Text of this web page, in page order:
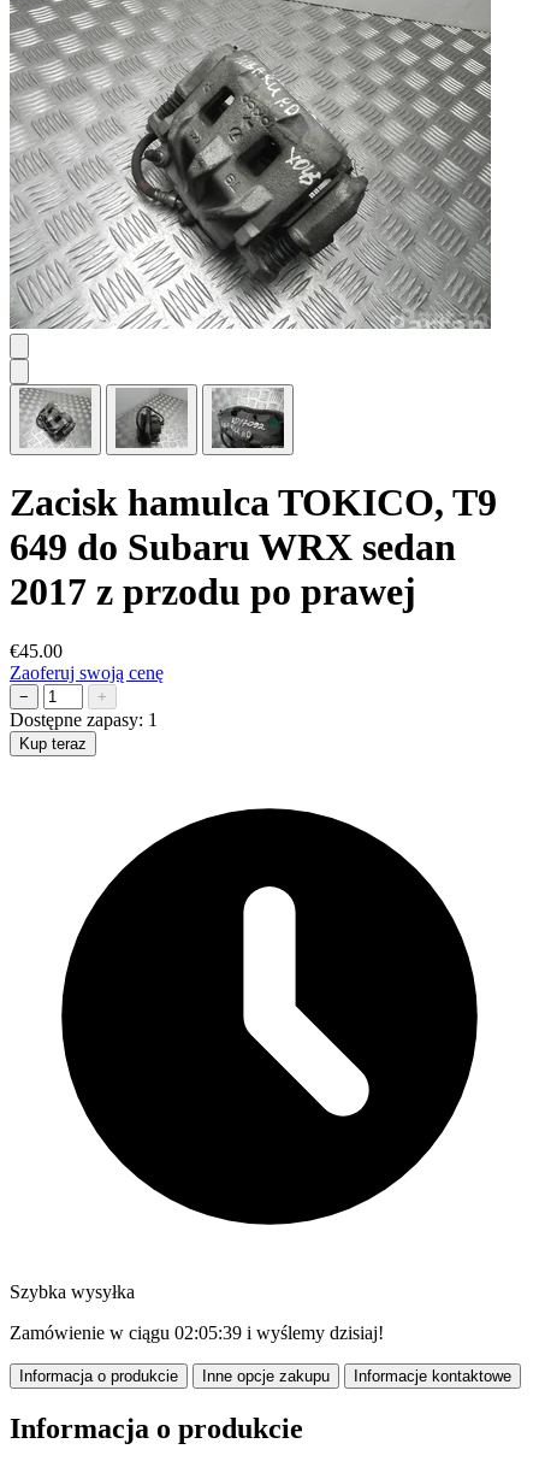
Zacisk hamulca TOKICO, T9
649 do Subaru WRX sedan
2017 z przodu po prawej
€45.00
Zaoferuj swoją cenę
− +
Dostępne zapasy: 1
Kup teraz
Szybka wysyłka
Zamówienie w ciągu 02:05:37 i wyślemy dzisiaj!
Informacja o produkcie Inne opcje zakupu Informacje kontaktowe
Informacja o produkcie